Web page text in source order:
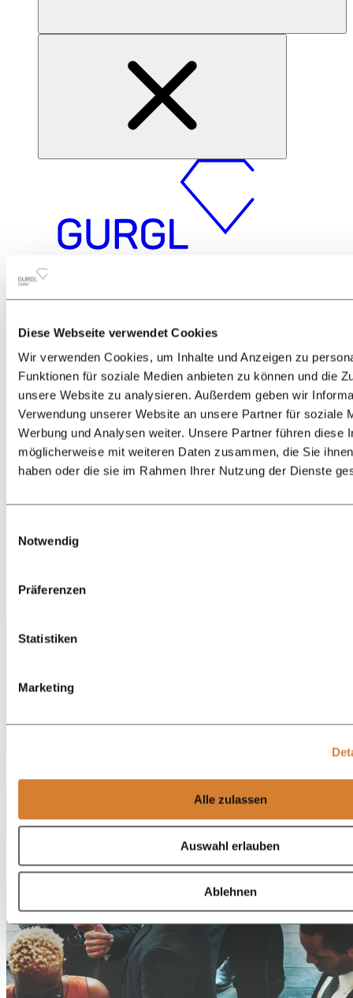
Diese Webseite verwendet Cookies
Wir verwenden Cookies, um Inhalte und Anzeigen zu
Funktionen für soziale Medien anbieten zu können und die
unsere Website zu analysieren. Außerdem geben wir
Verwendung unserer Website an unsere Partner für soziale
Werbung und Analysen weiter. Unsere Partner führen diese
möglicherweise mit weiteren Daten zusammen, die Sie
haben oder die sie im Rahmen Ihrer Nutzung der Dienste
Notwendig
Präferenzen
Statistiken
Marketing
Alle zulassen
Auswahl erlauben
Ablehnen
Zurück
Alles zur Lage & Anreise
Bahn
Bus
PKW
Flugzeug